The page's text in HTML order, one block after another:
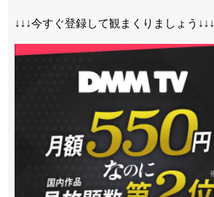
↓↓↓今すぐ登録して観まくりましょう↓↓↓